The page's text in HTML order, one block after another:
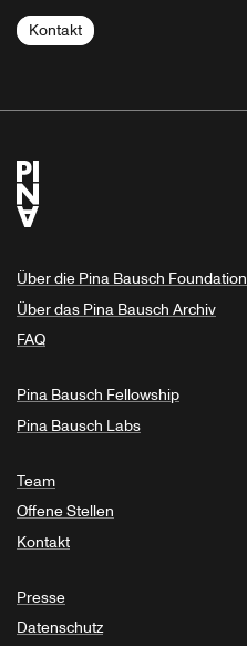
Kontakt
Über die Pina Bausch Foundation
Über das Pina Bausch Archiv
FAQ
Pina Bausch Fellowship
Pina Bausch Labs
Team
Offene Stellen
Kontakt
Presse
Datenschutz